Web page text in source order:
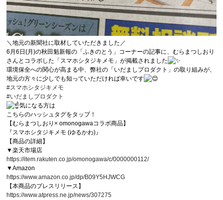
＼地元の新聞社に取材していただきました／
6月6日(月)の秋田魁新報の「ふきのとう」コーナーの記事に、むらまつしおり
さんとコラボした「スマホシタジキメモ」が掲載されました
環境保全への関心が高まる中、弊社の「いだましプロダクト」の取り組みが、
地元の方々に少しでも知っていただければ幸いです
#スマホシタジキメモ
#いだましプロダクト
気になる方は
こちらのハッシュタグをタップ！
【むらまつしおり× omonogawaコラボ商品】
『スマホシタジキメモ (ゆるかわ)』
【商品の詳細】
▼楽天市場店
https://item.rakuten.co.jp/omonogawa/c/0000000112/
▼Amazon
https://www.amazon.co.jp/dp/B09Y5HJWCG
【本商品のプレスリリース】
https://www.atpress.ne.jp/news/307275